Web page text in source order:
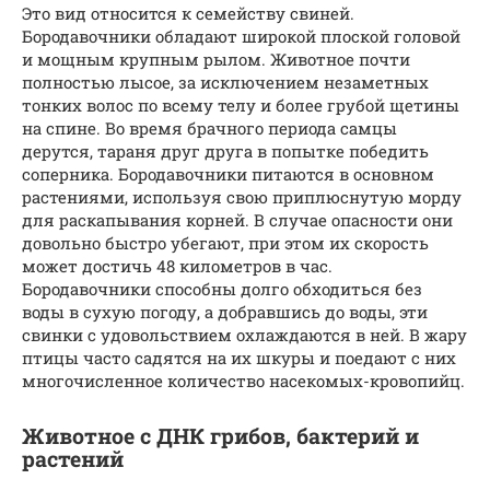
Это вид относится к семейству свиней.
Бородавочники обладают широкой плоской головой
и мощным крупным рылом. Животное почти
полностью лысое, за исключением незаметных
тонких волос по всему телу и более грубой щетины
на спине. Во время брачного периода самцы
дерутся, тараня друг друга в попытке победить
соперника. Бородавочники питаются в основном
растениями, используя свою приплюснутую морду
для раскапывания корней. В случае опасности они
довольно быстро убегают, при этом их скорость
может достичь 48 километров в час.
Бородавочники способны долго обходиться без
воды в сухую погоду, а добравшись до воды, эти
свинки с удовольствием охлаждаются в ней. В жару
птицы часто садятся на их шкуры и поедают с них
многочисленное количество насекомых-кровопийц.
Животное с ДНК грибов, бактерий и
растений